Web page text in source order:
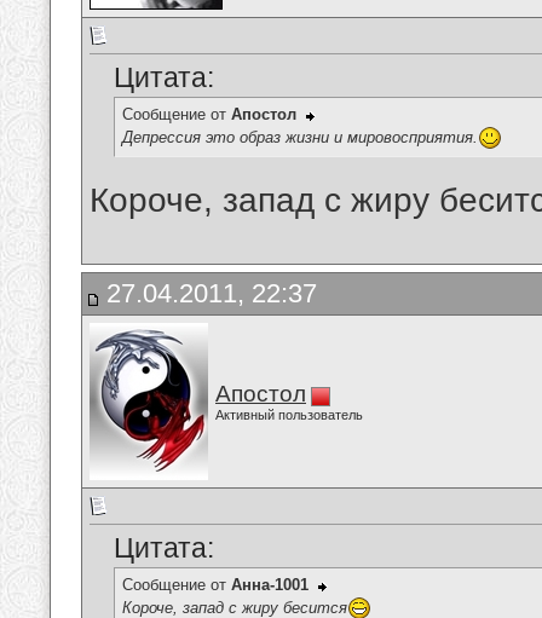
Цитата:
Сообщение от Апостол
Депрессия это образ жизни и мировосприятия.
Короче, запад с жиру
27.04.2011, 22:37
Апостол
Активный пользователь
Цитата:
Сообщение от Анна-1001
Короче, запад с жиру бесится